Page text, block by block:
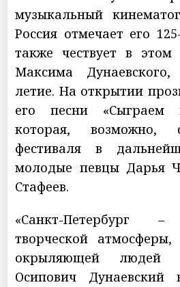
музыкальный
Россия отмечает его
также чествует в этом
Максима
летие. На открытии
его песни «Сыграем
которая, возможно,
фестиваля в
молодые певцы Дарья
Стафеев.
«Санкт-Петербург
творческой
окрыляющей людей
Осипович Дунаевский